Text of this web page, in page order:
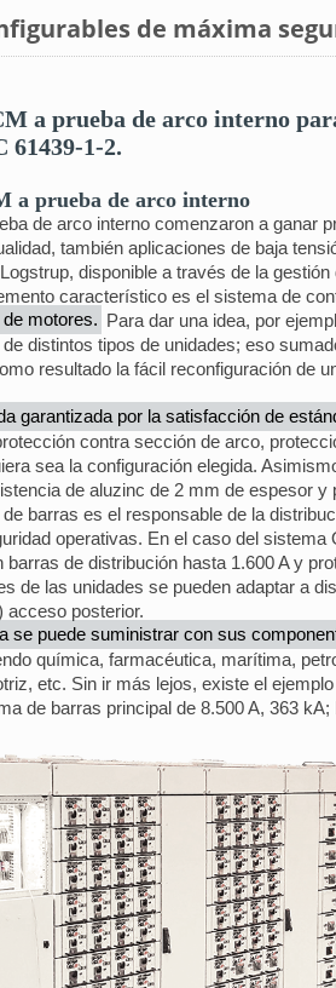
de máxima
a prueba de arco interno
61439-1-2.
a prueba de arco interno
de arco interno comenzaron a ganar
también aplicaciones de baja
disponible a través de la
característico es el sistema de
motores. Para dar una idea, por
distintos tipos de unidades; eso
resultado la fácil reconfiguración de
garantizada por la satisfacción de
contra sección de arco,
sea la configuración elegida.
de aluzinc de 2 mm de espesor y
barras es el responsable de la
operativas. En el caso del
barras de distribución hasta 1.600 A y
de las unidades se pueden adaptar a
acceso posterior.
se puede suministrar con sus
química, farmacéutica, marítima,
etc. Sin ir más lejos, existe el
de barras principal de 8.500 A, 363